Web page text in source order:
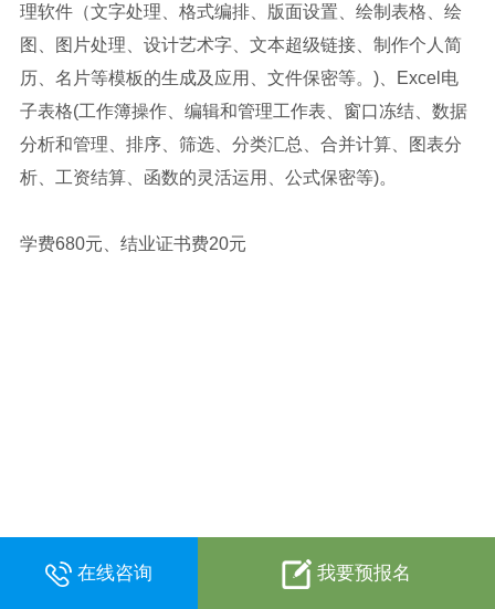
理软件（文字处理、格式编排、版面设置、绘制表格、绘
图、图片处理、设计艺术字、文本超级链接、制作个人简
历、名片等模板的生成及应用、文件保密等。)、Excel电
子表格(工作簿操作、编辑和管理工作表、窗口冻结、数据
分析和管理、排序、筛选、分类汇总、合并计算、图表分
析、工资结算、函数的灵活运用、公式保密等)。
学费680元、结业证书费20元
在线咨询 我要预报名